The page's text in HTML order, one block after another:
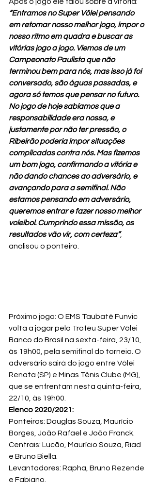
Após o jogo ele falou sobre a vitória:
“Entramos no Super Vôlei pensando
em retomar nosso melhor jogo, impor o
nosso ritmo em quadra e buscar as
vitórias jogo a jogo. Viemos de um
Campeonato Paulista que não
terminou bem para nós, mas isso já foi
conversado, são águas passadas, e
agora só temos que pensar no futuro.
No jogo de hoje sabíamos que a
responsabilidade era nossa, e
justamente por não ter pressão, o
Ribeirão poderia impor situações
complicadas contra nós. Mas fizemos
um bom jogo, confirmando a vitória e
não dando chances ao adversário, e
avançando para a semifinal. Não
estamos pensando em adversário,
queremos entrar e fazer nosso melhor
voleibol. Cumprindo essa missão, os
resultados vão vir, com certeza”,
analisou o ponteiro.
Próximo jogo: O EMS Taubaté Funvic
volta a jogar pelo Troféu Super Vôlei
Banco do Brasil na sexta-feira, 23/10,
às 19h00, pela semifinal do torneio. O
adversário sairá do jogo entre Vôlei
Renata (SP) e Minas Tênis Clube (MG),
que se enfrentam nesta quinta-feira,
22/10, às 19h00.
Elenco 2020/2021:
Ponteiros: Douglas Souza, Maurício
Borges, João Rafael e João Franck.
Centrais: Lucão, Maurício Souza, Riad
e Bruno Biella.
Levantadores: Rapha, Bruno Rezende
e Fabiano.